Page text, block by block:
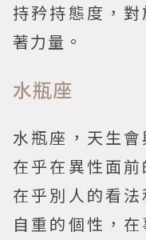
持矜持態度，
著力量。
水瓶座
水瓶座，天生
在乎在異性面
在乎別人的看
自重的個性，